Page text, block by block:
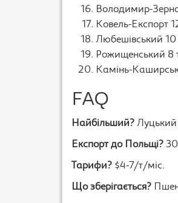
Володимир-Зерно
Ковель-Експорт
Любешівський 10
Рожищенський 8
Камінь-
FAQ
Найбільший? Луцький
Експорт до Польщі?
Тарифи? $4-7/т/міс.
Що зберігається?